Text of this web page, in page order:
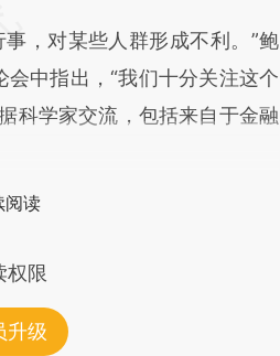
，对某些人群形成不利。”鲍
中指出，“我们十分关注这个
科学家交流，包括来自于金融
阅读
权限
升级